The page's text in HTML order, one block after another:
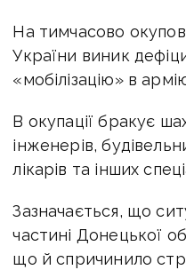
На тимчасово
України виник
«мобілізацію» в
В окупації бракує
інженерів,
лікарів та інших
Зазначається, що
частині Донецької
що й спричинило